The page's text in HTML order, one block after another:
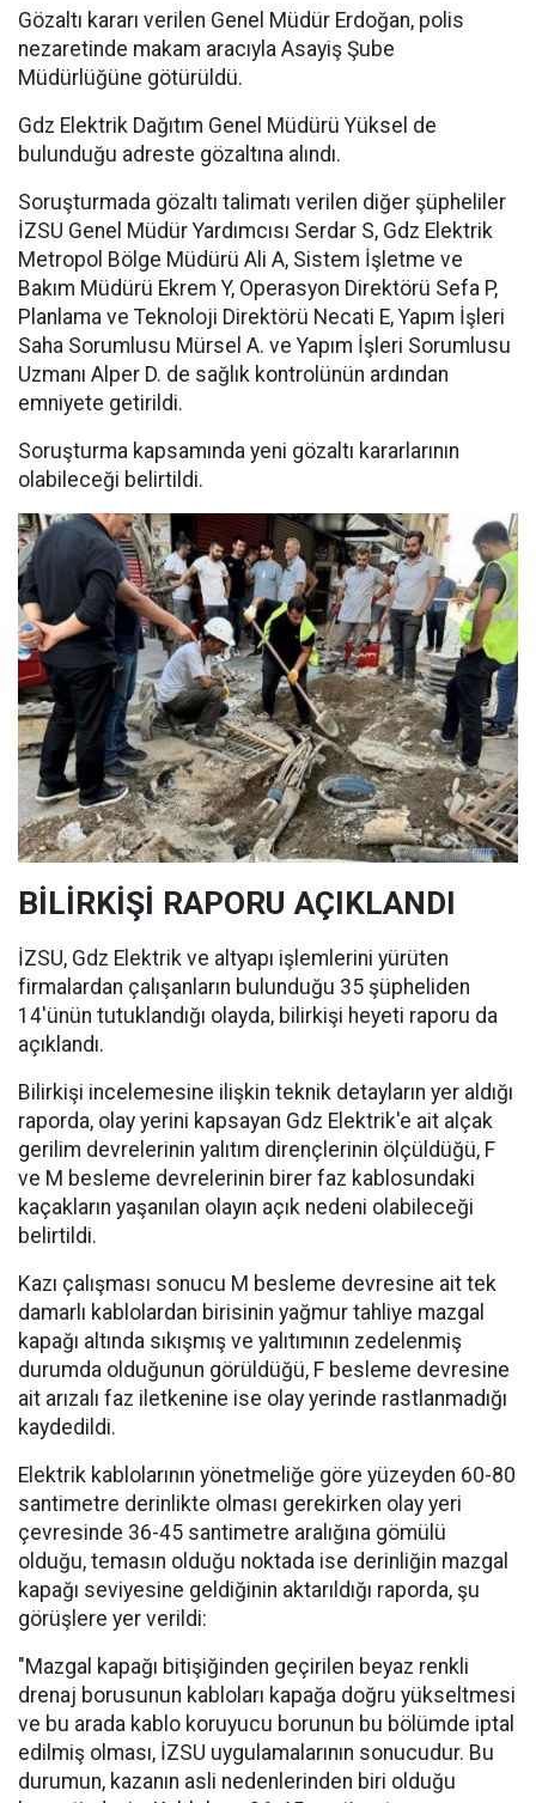
Gözaltı kararı verilen Genel Müdür Erdoğan, polis
nezaretinde makam aracıyla Asayiş Şube
Müdürlüğüne götürüldü.
Gdz Elektrik Dağıtım Genel Müdürü Yüksel de
bulunduğu adreste gözaltına alındı.
Soruşturmada gözaltı talimatı verilen diğer şüpheliler
İZSU Genel Müdür Yardımcısı Serdar S, Gdz Elektrik
Metropol Bölge Müdürü Ali A, Sistem İşletme ve
Bakım Müdürü Ekrem Y, Operasyon Direktörü Sefa P,
Planlama ve Teknoloji Direktörü Necati E, Yapım İşleri
Saha Sorumlusu Mürsel A. ve Yapım İşleri Sorumlusu
Uzmanı Alper D. de sağlık kontrolünün ardından
emniyete getirildi.
Soruşturma kapsamında yeni gözaltı kararlarının
olabileceği belirtildi.
BİLİRKİŞİ RAPORU AÇIKLANDI
İZSU, Gdz Elektrik ve altyapı işlemlerini yürüten
firmalardan çalışanların bulunduğu 35 şüpheliden
14'ünün tutuklandığı olayda, bilirkişi heyeti raporu da
açıklandı.
Bilirkişi incelemesine ilişkin teknik detayların yer aldığı
raporda, olay yerini kapsayan Gdz Elektrik'e ait alçak
gerilim devrelerinin yalıtım dirençlerinin ölçüldüğü, F
ve M besleme devrelerinin birer faz kablosundaki
kaçakların yaşanılan olayın açık nedeni olabileceği
belirtildi.
Kazı çalışması sonucu M besleme devresine ait tek
damarlı kablolardan birisinin yağmur tahliye mazgal
kapağı altında sıkışmış ve yalıtımının zedelenmiş
durumda olduğunun görüldüğü, F besleme devresine
ait arızalı faz iletkenine ise olay yerinde rastlanmadığı
kaydedildi.
Elektrik kablolarının yönetmeliğe göre yüzeyden 60-80
santimetre derinlikte olması gerekirken olay yeri
çevresinde 36-45 santimetre aralığına gömülü
olduğu, temasın olduğu noktada ise derinliğin mazgal
kapağı seviyesine geldiğinin aktarıldığı raporda, şu
görüşlere yer verildi:
"Mazgal kapağı bitişiğinden geçirilen beyaz renkli
drenaj borusunun kabloları kapağa doğru yükseltmesi
ve bu arada kablo koruyucu borunun bu bölümde iptal
edilmiş olması, İZSU uygulamalarının sonucudur. Bu
durumun, kazanın asli nedenlerinden biri olduğu